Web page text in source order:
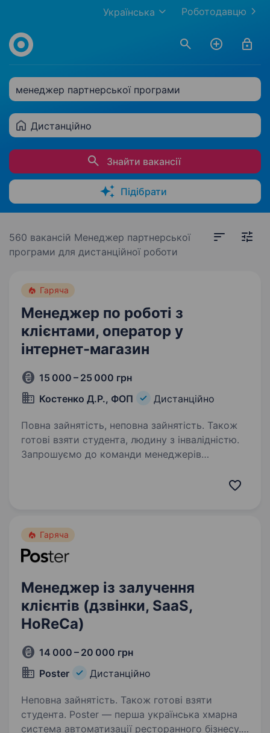
Роботодавцю
Українська
менеджер партнерської програми
Дистанційно
Знайти вакансії
Підібрати
560 вакансій Менеджер партнерської
програми для дистанційної роботи
Гаряча
Менеджер по роботі з
клієнтами, оператор у
інтернет-магазин
15 000 – 25 000 грн
Костенко Д.Р., ФОП
Дистанційно
Повна зайнятість, неповна зайнятість. Також
готові взяти студента, людину з інвалідністю.
Запрошуємо до команди менеджерів
магазину (подальшу взаємодію…
Гаряча
Менеджер із залучення
клієнтів (дзвінки, SaaS,
HoReCa)
14 000 – 20 000 грн
Poster
Дистанційно
Неповна зайнятість. Також готові взяти
студента. Poster — перша українська хмарна
система автоматизації ресторанного бізнесу.